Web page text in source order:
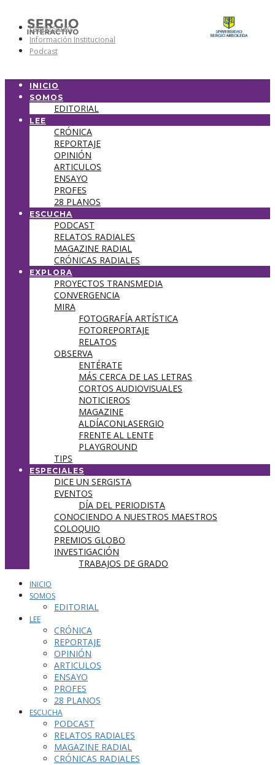
Universidad
Información Institucional
Podcast
INICIO
SOMOS
EDITORIAL
LEE
CRÓNICA
REPORTAJE
OPINIÓN
ARTICULOS
ENSAYO
PROFES
28 PLANOS
ESCUCHA
PODCAST
RELATOS RADIALES
MAGAZINE RADIAL
CRÓNICAS RADIALES
EXPLORA
PROYECTOS TRANSMEDIA
CONVERGENCIA
MIRA
FOTOGRAFÍA ARTÍSTICA
FOTOREPORTAJE
RELATOS
OBSERVA
ENTÉRATE
MÁS CERCA DE LAS LETRAS
CORTOS AUDIOVISUALES
NOTICIEROS
MAGAZINE
ALDÍACONLASERGIO
FRENTE AL LENTE
PLAYGROUND
TIPS
ESPECIALES
DICE UN SERGISTA
EVENTOS
DÍA DEL PERIODISTA
CONOCIENDO A NUESTROS MAESTROS
COLOQUIO
PREMIOS GLOBO
INVESTIGACIÓN
TRABAJOS DE GRADO
INICIO
SOMOS
EDITORIAL
LEE
CRÓNICA
REPORTAJE
OPINIÓN
ARTICULOS
ENSAYO
PROFES
28 PLANOS
ESCUCHA
PODCAST
RELATOS RADIALES
MAGAZINE RADIAL
CRÓNICAS RADIALES